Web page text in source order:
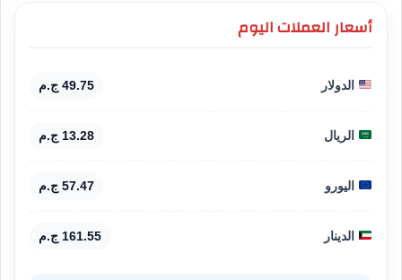
أسعار العملات اليوم
الدولار 49.75 ج.م
الريال 13.28 ج.م
اليورو 57.47 ج.م
الدينار 161.55 ج.م